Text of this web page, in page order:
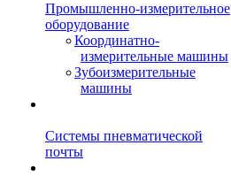
Промышленно-измерительное
оборудование
Координатно-
измерительные машины
Зубоизмерительные
машины
Системы пневматической
почты